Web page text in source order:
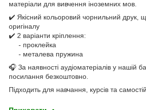
матеріали для вивчення іноземних мов.
✔️ Якісний кольоровий чорнильний друк,
оригіналу
✔️ 2 варіанти кріплення:
- проклейка
- металева пружина
🎧 За наявності аудіоматеріалів у нашій
посилання безкоштовно.
Підходить для навчання, курсів та